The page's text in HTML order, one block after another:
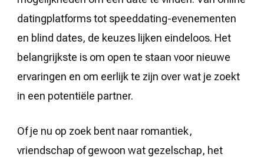
datingplatforms tot speeddating-evenementen
en blind dates, de keuzes lijken eindeloos. Het
belangrijkste is om open te staan voor nieuwe
ervaringen en om eerlijk te zijn over wat je zoekt
in een potentiële partner.
Of je nu op zoek bent naar romantiek,
vriendschap of gewoon wat gezelschap, het